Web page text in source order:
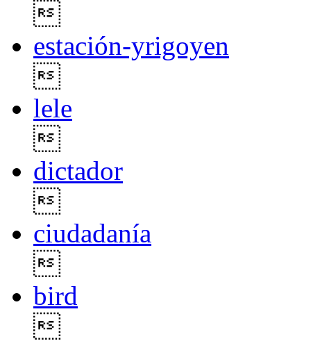
estación-yrigoyen
lele
dictador
ciudadanía
bird